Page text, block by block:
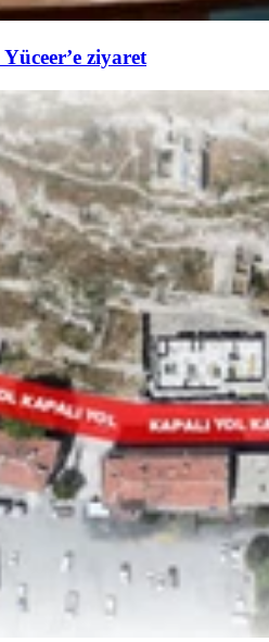
ziyaret